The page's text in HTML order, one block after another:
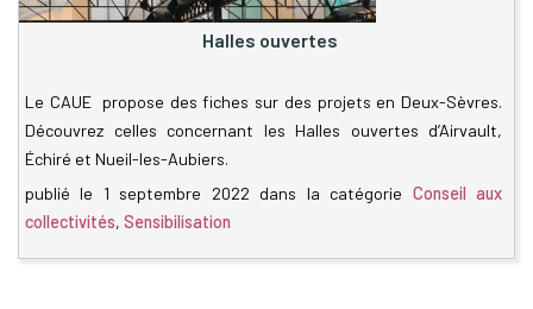
Halles ouvertes
Le CAUE propose des fiches sur des projets en Deux-Sèvres.
Découvrez celles concernant les Halles ouvertes d’Airvault,
Échiré et Nueil-les-Aubiers.
publié le 1 septembre 2022 dans la catégorie Conseil aux
collectivités, Sensibilisation